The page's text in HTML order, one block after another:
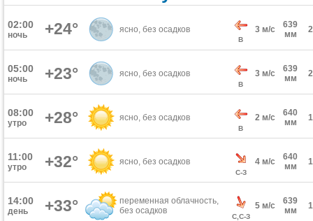
02:00
ночь +24° ясно, без осадков
В
3 м/с
639
мм
05:00
ночь +23° ясно, без осадков
В
3 м/с
639
мм
08:00
утро +28° ясно, без осадков
В
2 м/с
640
мм
11:00
утро +32° ясно, без осадков
С-З
4 м/с
640
мм
14:00
день +33°
переменная облачность,
без осадков
С,С-З
5 м/с
639
мм